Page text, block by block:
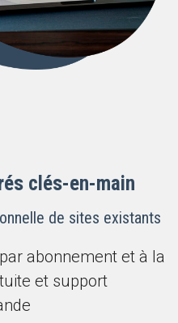
clés-en-main
de sites existants
abonnement et à la
et support